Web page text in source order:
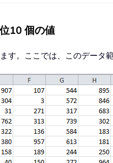
10 個の値
す。ここでは、このデータ